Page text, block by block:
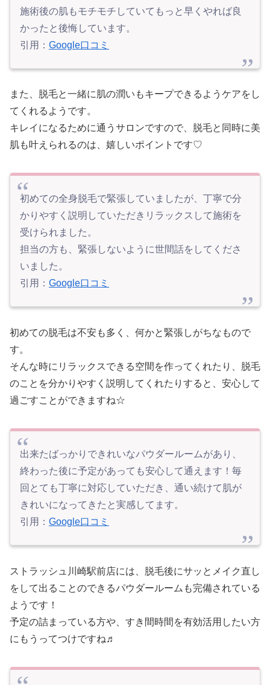
施術後の肌もモチモチしていてもっと早くやれば良
かったと後悔しています。
引用： Google口コミ
また、脱毛と一緒に肌の潤いもキープできるようケアをし
てくれるようです。
キレイになるために通うサロンですので、脱毛と同時に美
肌も叶えられるのは、嬉しいポイントです♡
初めての全身脱毛で緊張していましたが、丁寧で分
かりやすく説明していただきリラックスして施術を
受けられました。
担当の方も、緊張しないように世間話をしてくださ
いました。
引用： Google口コミ
初めての脱毛は不安も多く、何かと緊張しがちなもので
す。
そんな時にリラックスできる空間を作ってくれたり、脱毛
のことを分かりやすく説明してくれたりすると、安心して
過ごすことができますね☆
出来たばっかりできれいなパウダールームがあり、
終わった後に予定があっても安心して通えます！毎
回とても丁寧に対応していただき、通い続けて肌が
きれいになってきたと実感してます。
引用： Google口コミ
ストラッシュ川崎駅前店には、脱毛後にサッとメイク直し
をして出ることのできるパウダールームも完備されている
ようです！
予定の詰まっている方や、すき間時間を有効活用したい方
にもうってつけですね♬